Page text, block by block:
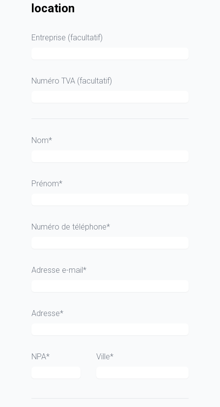
location
Entreprise (facultatif)
Numéro TVA (facultatif)
Nom*
Prénom*
Numéro de téléphone*
Adresse e-mail*
Adresse*
NPA* Ville*